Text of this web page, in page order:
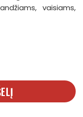
vaisiams,